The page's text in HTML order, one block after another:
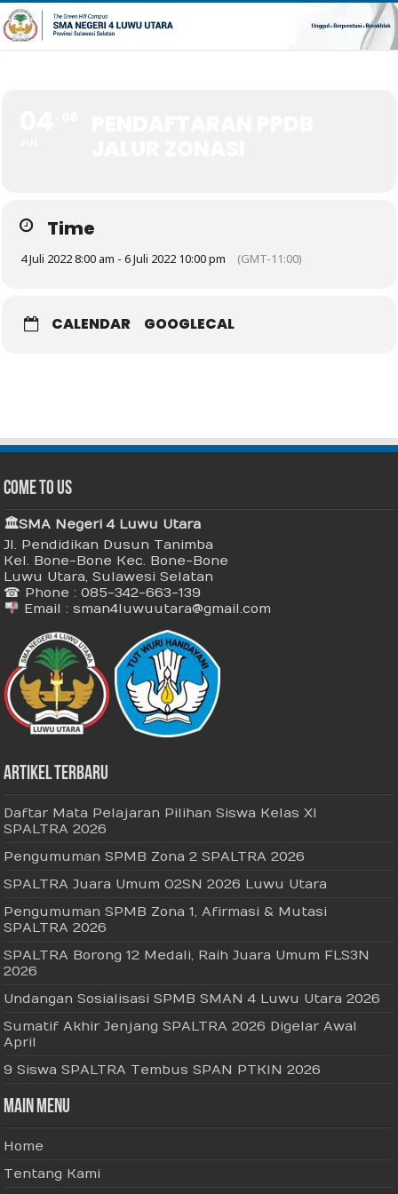
Time
4 Juli 2022 8:00 am - 6 Juli 2022 10:00 pm (GMT-11:00)
CALENDAR GOOGLECAL
Come To Us
🏛 SMA Negeri 4 Luwu Utara
Jl. Pendidikan Dusun Tanimba
Kel. Bone-Bone Kec. Bone-Bone
Luwu Utara, Sulawesi Selatan
☎ Phone : 085-342-663-139
Email : sman4luwuutara@gmail.com
Artikel Terbaru
Daftar Mata Pelajaran Pilihan Siswa Kelas XI
SPALTRA 2026
Pengumuman SPMB Zona 2 SPALTRA 2026
SPALTRA Juara Umum O2SN 2026 Luwu Utara
Pengumuman SPMB Zona 1, Afirmasi & Mutasi
SPALTRA 2026
SPALTRA Borong 12 Medali, Raih Juara Umum FLS3N
2026
Undangan Sosialisasi SPMB SMAN 4 Luwu Utara 2026
Sumatif Akhir Jenjang SPALTRA 2026 Digelar Awal
April
9 Siswa SPALTRA Tembus SPAN PTKIN 2026
Main Menu
Home
Tentang Kami